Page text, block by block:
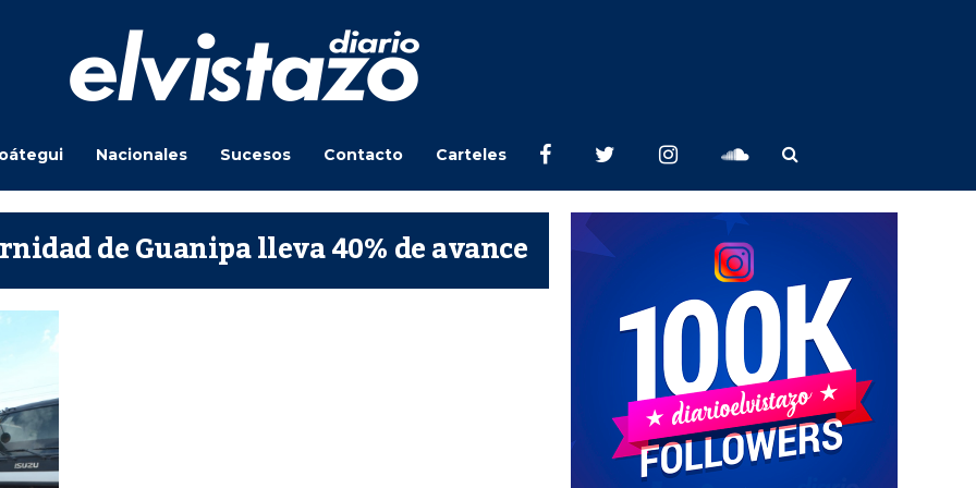
Nacionales Sucesos Contacto Carteles
de Guanipa lleva 40% de avance